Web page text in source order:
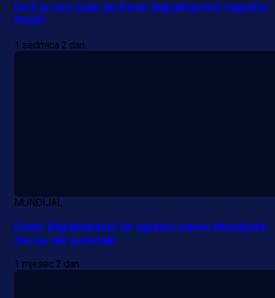
Da li je ovo znak da Esmir Bajraktarević napušta
PSV!?
1 sedmica 2 dan
MUNDIJAL
Esmir Bajraktarević se oglasio nakon Mundijala:
Ovo je tek početak!
1 mjesec 2 dan